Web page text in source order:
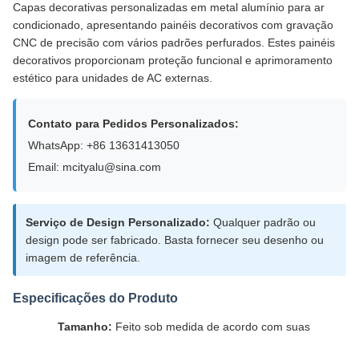
Capas decorativas personalizadas em metal alumínio para ar
condicionado, apresentando painéis decorativos com gravação
CNC de precisão com vários padrões perfurados. Estes painéis
decorativos proporcionam proteção funcional e aprimoramento
estético para unidades de AC externas.
Contato para Pedidos Personalizados:
WhatsApp: +86 13631413050
Email: mcityalu@sina.com
Serviço de Design Personalizado: Qualquer padrão ou
design pode ser fabricado. Basta fornecer seu desenho ou
imagem de referência.
Especificações do Produto
Tamanho: Feito sob medida de acordo com suas